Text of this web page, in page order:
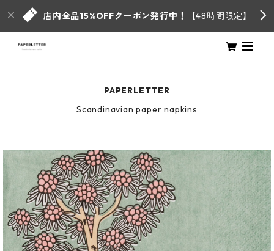
店内全品15%OFFクーポン発行中！ 【48時間限定】
PAPERLETTER
Scandinavian paper napkins